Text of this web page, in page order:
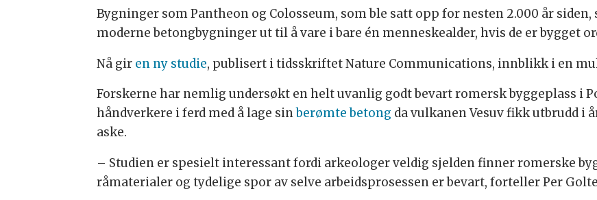
Bygninger som Pantheon og Colosseum, som ble satt opp for nesten 2.000 år
moderne betongbygninger ut til å vare i bare én menneskealder, hvis de er bygget
Nå gir en ny studie, publisert i tidsskriftet Nature Communications, innblikk i en
Forskerne har nemlig undersøkt en helt uvanlig godt bevart romersk byggeplass i
håndverkere i ferd med å lage sinberømte betong da vulkanen Vesuv fikk utbrudd i
aske.
– Studien er spesielt interessant fordi arkeologer veldig sjelden finner romerske
råmaterialer og tydelige spor av selve arbeidsprosessen er bevart, forteller Per